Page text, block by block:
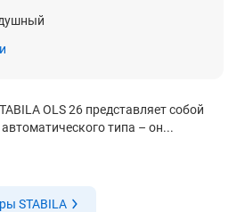
OLS 26 представляет собой
типа – он...
STABILA